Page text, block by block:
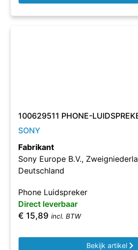
100629511 PHONE-
SONY
Fabrikant
Sony Europe B.V.,
Deutschland
Phone Luidspreker
Direct leverbaar
€ 15,89 incl. BTW
Bekijk artikel